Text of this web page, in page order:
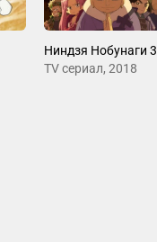
Ниндзя Нобунаги 3
ТV сериал, 2018